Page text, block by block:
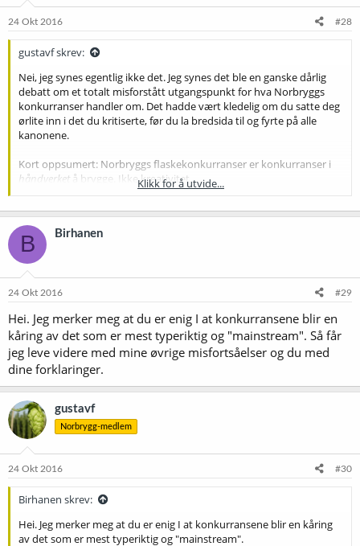
e
24 Okt 2016 #28
gustavf skrev:
Nei, jeg synes egentlig ikke det. Jeg synes det ble en ganske dårlig
debatt om et totalt misforstått utgangspunkt for hva Norbryggs
konkurranser handler om. Det hadde vært kledelig om du satte deg
ørlite inn i det du kritiserte, før du la bredsida til og fyrte på alle
kanonene.
Kort oppsumert: Norbryggs flaskekonkurranser er konkurranser i
håndverket å brygge. Ikke kreativitet.
Helt feil. Dommerskjemaet er et hjelpemiddel i gjennomføring av
konkurranser og en metodikk for å gi poeng. Du begynner allerede
her med å blande dommerskjema, regelverk og typedefinisjonene.
Eksempelølene er typedefinisjonene som akkurat det, eksempler.
Du får det til å høres ut som det er snakk om en klonekonkurranse,
i en tradisjon og en øltype.
Det er vel stort sett ikke noe annet enn det, med unntak av det som
går på utseende. Riktignok dømmes ølene i Norbryggs
konkurranser ut fra typer, men i bunn og grunn handler det jo om
at det ikke er store feil eller infeksjoner, balansen er riktig, ølet har
kompeksitet osv.
Riktignok finner du ikke særlig mye rom for dommernes personlige
Jeg merker meg at du er enig I mitt hovedanliggende. At dette er en
Klikk for å utvide...
B Birhanen
24 Okt 2016 #29
Hei. Jeg merker meg at du er enig I at konkurransene blir en
kåring av det som er mest typeriktig og "mainstream". Så får
jeg leve videre med mine øvrige misfortsåelser og du med
dine forklaringer.
gustavf
Norbrygg-medlem
24 Okt 2016 #30
Birhanen skrev:
Hei. Jeg merker meg at du er enig I at konkurransene blir en kåring
av det som er mest typeriktig og "mainstream".